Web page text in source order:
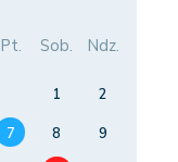
Pt. Sob. Ndz.
1
2
7 8
9